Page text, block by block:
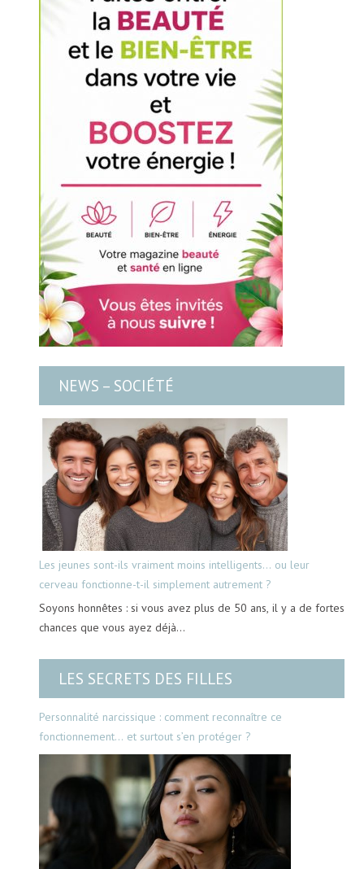
NEWS – SOCIÉTÉ
Les jeunes sont-ils vraiment moins intelligents… ou leur
cerveau fonctionne-t-il simplement autrement ?
Soyons honnêtes : si vous avez plus de 50 ans, il y a de fortes
chances que vous ayez déjà…
LES SECRETS DES FILLES
Personnalité narcissique : comment reconnaître ce
fonctionnement… et surtout s’en protéger ?